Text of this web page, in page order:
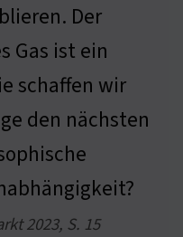
Der
Gas ist ein
schaffen wir
den nächsten
2023, S. 15